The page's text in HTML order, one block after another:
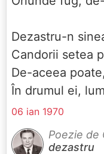
Dezastru-n
Candorii setea
De-aceea
În drumul ei,
06 ian 1970
Poezie de
dezastru